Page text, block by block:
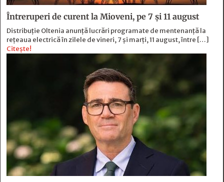
Întreruperi de curent la Mioveni, pe 7 și 11 august
Distribuție Oltenia anunță lucrări programate de mentenanță la
rețeaua electrică în zilele de vineri, 7 și marți, 11 august, între […]
Citește!